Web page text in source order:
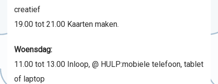
creatief
19.00 tot 21.00 Kaarten maken.
Woensdag:
11.00 tot 13.00 Inloop, @ HULP:mobiele telefoon, tablet
of laptop